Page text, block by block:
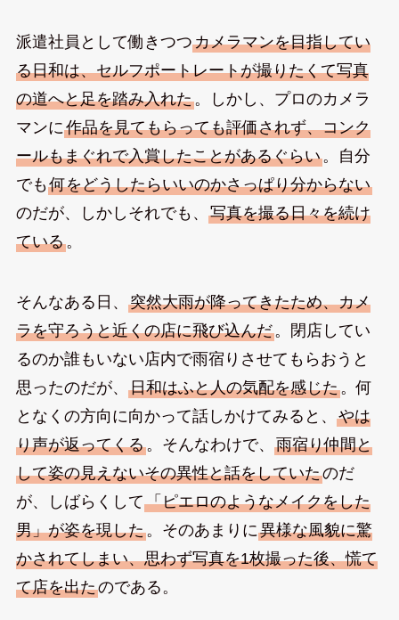
派遣社員として働きつつカメラマンを目指してい
る日和は、セルフポートレートが撮りたくて写真
の道へと足を踏み入れた。しかし、プロのカメラ
マンに作品を見てもらっても評価されず、コンク
ールもまぐれで入賞したことがあるぐらい。自分
でも何をどうしたらいいのかさっぱり分からない
のだが、しかしそれでも、 写真を撮る日々を続け
ている。
そんなある日、 突然大雨が降ってきたため、カメ
ラを守ろうと近くの店に飛び込んだ。閉店してい
るのか誰もいない店内で雨宿りさせてもらおうと
思ったのだが、 日和はふと人の気配を感じた。何
となくの方向に向かって話しかけてみると、 やは
り声が返ってくる。そんなわけで、 雨宿り仲間と
して姿の見えないその異性と話をしていたのだ
が、しばらくして「ピエロのようなメイクをした
男」が姿を現した。そのあまりに異様な風貌に驚
かされてしまい、思わず写真を1枚撮った後、慌て
て店を出たのである。